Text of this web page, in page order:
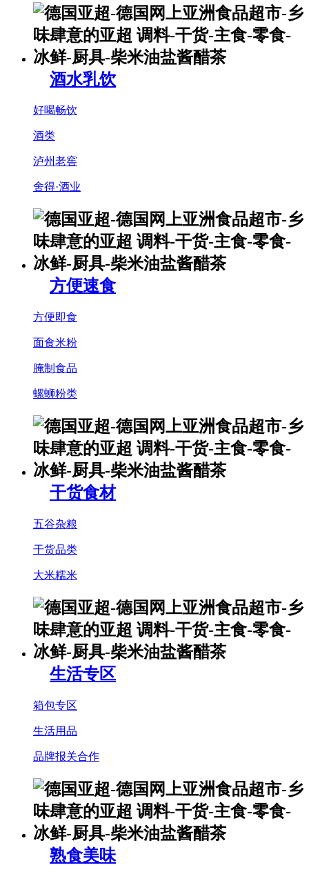
酒水乳饮
好喝畅饮
酒类
泸州老窖
舍得·酒业
方便速食
方便即食
面食米粉
腌制食品
螺蛳粉类
干货食材
五谷杂粮
干货品类
大米糯米
生活专区
箱包专区
生活用品
品牌报关合作
熟食美味